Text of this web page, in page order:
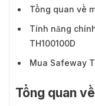
Tổng quan về
Tính năng
TH100100D
Mua Safeway
Tổng quan